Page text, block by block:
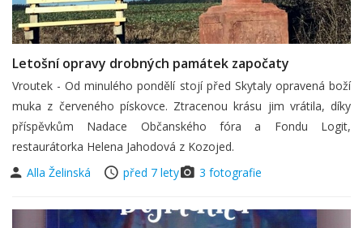
Letošní opravy drobných památek započaty
Vroutek - Od minulého pondělí stojí před Skytaly opravená boží
muka z červeného pískovce. Ztracenou krásu jim vrátila, díky
příspěvkům Nadace Občanského fóra a Fondu Logit,
restaurátorka Helena Jahodová z Kozojed.
Alla Želinská
před 7 lety 3 fotografie